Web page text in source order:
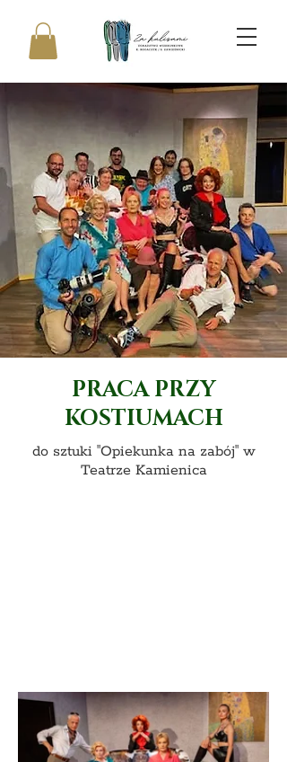
PRACA PRZY
KOSTIUMACH
do sztuki "Opiekunka na zabój" w
Teatrze Kamienica